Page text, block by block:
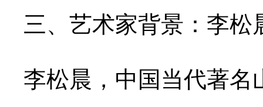
三、艺术家背景：李
李松晨，中国当代著名